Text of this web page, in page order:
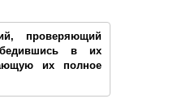
проверяющий
в их
их полное